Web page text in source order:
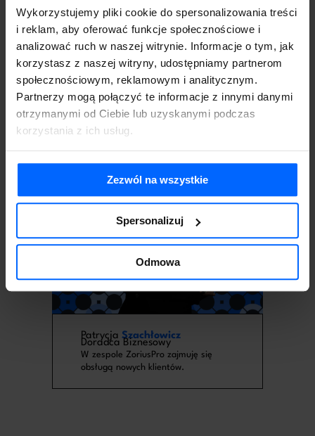
Wykorzystujemy pliki cookie do spersonalizowania treści
i reklam, aby oferować funkcje społecznościowe i
analizować ruch w naszej witrynie. Informacje o tym, jak
korzystasz z naszej witryny, udostępniamy partnerom
społecznościowym, reklamowym i analitycznym.
Partnerzy mogą połączyć te informacje z innymi danymi
otrzymanymi od Ciebie lub uzyskanymi podczas
korzystania z ich usług.
Zezwól na wszystkie
Spersonalizuj
Odmowa
zautomatyzowały księgowość i połączyły systemy w spójną całość,
odczuwają znaczący wzrost efektywności. Pracownicy wykonują mniej
pracy operacyjnej, a zarząd otrzymuje dane, na których naprawdę
można polegać. Procesy stają się powtarzalne i przewidywalne.
Efektem jest mniejsza liczba błędów, szybsze zamknięcia okresów,
lepsza kontrola budżetu i wyższa jakość decyzji podejmowanych na
poziomie strategicznym.
Patrycja Szachłowicz
Doradca Biznesowy
W zespole ZoriusPro zajmuję się
obsługą nowych klientów.